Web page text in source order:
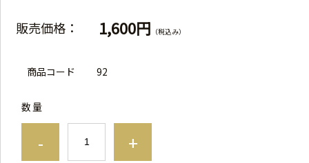
販売価格： 1,600円 （税込み）
商品コード 92
数量
- +